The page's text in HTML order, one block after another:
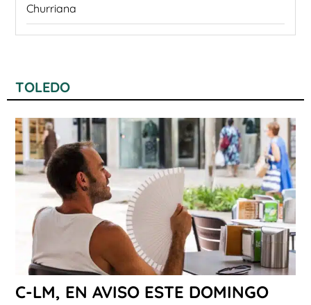
Churriana
TOLEDO
C-LM, EN AVISO ESTE DOMINGO